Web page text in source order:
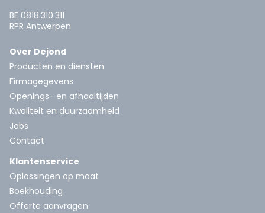
BE 0818.310.311
RPR Antwerpen
Over Dejond
Producten en diensten
Firmagegevens
Openings- en afhaaltijden
Kwaliteit en duurzaamheid
Jobs
Contact
Klantenservice
Oplossingen op maat
Boekhouding
Offerte aanvragen